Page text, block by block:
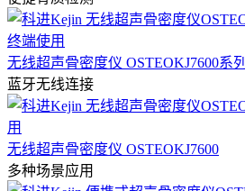
无线超声骨密度仪 OSTEOKJ7600系列
蓝牙无线连接
无线超声骨密度仪 OSTEOKJ7600
多种场景应用